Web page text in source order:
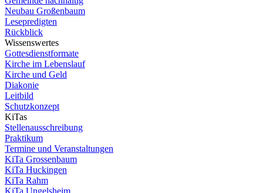
Neubau Großenbaum
Lesepredigten
Rückblick
Wissenswertes
Gottesdienstformate
Kirche im Lebenslauf
Kirche und Geld
Diakonie
Leitbild
Schutzkonzept
KiTas
Stellenausschreibung
Praktikum
Termine und Veranstaltungen
KiTa Grossenbaum
KiTa Huckingen
KiTa Rahm
KiTa Ungelsheim